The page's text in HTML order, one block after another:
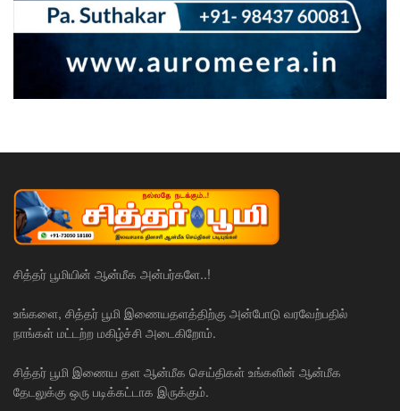
சித்தர் பூமியின் ஆன்மீக அன்பர்களே..!
உங்களை, சித்தர் பூமி இணையதளத்திற்கு அன்போடு வரவேற்பதில்
நாங்கள் மட்டற்ற மகிழ்ச்சி அடைகிறோம்.
சித்தர் பூமி இணைய தள ஆன்மீக செய்திகள் உங்களின் ஆன்மீக
தேடலுக்கு ஒரு படிக்கட்டாக இருக்கும்.